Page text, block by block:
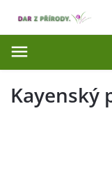
Kayenský